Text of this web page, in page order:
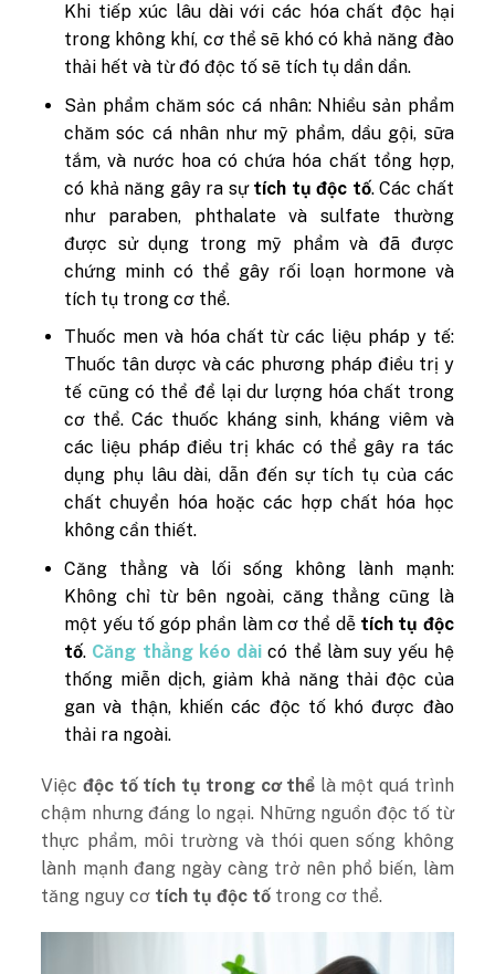
Khi tiếp xúc lâu dài với các hóa chất độc hại
trong không khí, cơ thể sẽ khó có khả năng đào
thải hết và từ đó độc tố sẽ tích tụ dần dần.
Sản phẩm chăm sóc cá nhân: Nhiều sản phẩm
chăm sóc cá nhân như mỹ phẩm, dầu gội, sữa
tắm, và nước hoa có chứa hóa chất tổng hợp,
có khả năng gây ra sự tích tụ độc tố. Các chất
như paraben, phthalate và sulfate thường
được sử dụng trong mỹ phẩm và đã được
chứng minh có thể gây rối loạn hormone và
tích tụ trong cơ thể.
Thuốc men và hóa chất từ các liệu pháp y tế:
Thuốc tân dược và các phương pháp điều trị y
tế cũng có thể để lại dư lượng hóa chất trong
cơ thể. Các thuốc kháng sinh, kháng viêm và
các liệu pháp điều trị khác có thể gây ra tác
dụng phụ lâu dài, dẫn đến sự tích tụ của các
chất chuyển hóa hoặc các hợp chất hóa học
không cần thiết.
Căng thẳng và lối sống không lành mạnh:
Không chỉ từ bên ngoài, căng thẳng cũng là
một yếu tố góp phần làm cơ thể dễ tích tụ độc
tố. Căng thẳng kéo dài có thể làm suy yếu hệ
thống miễn dịch, giảm khả năng thải độc của
gan và thận, khiến các độc tố khó được đào
thải ra ngoài.
Việc độc tố tích tụ trong cơ thể là một quá trình
chậm nhưng đáng lo ngại. Những nguồn độc tố từ
thực phẩm, môi trường và thói quen sống không
lành mạnh đang ngày càng trở nên phổ biến, làm
tăng nguy cơ tích tụ độc tố trong cơ thể.